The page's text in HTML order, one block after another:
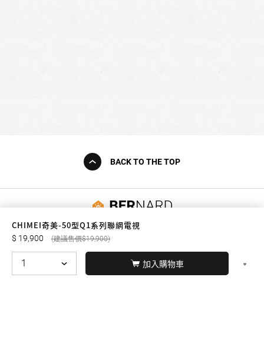
CHIMEI奇美-50型Q1系列聯網電視
19,900 19,900
加入購物車
BACK TO THE TOP
友誠購物
© BERNARD 2021 WEBDESIGN